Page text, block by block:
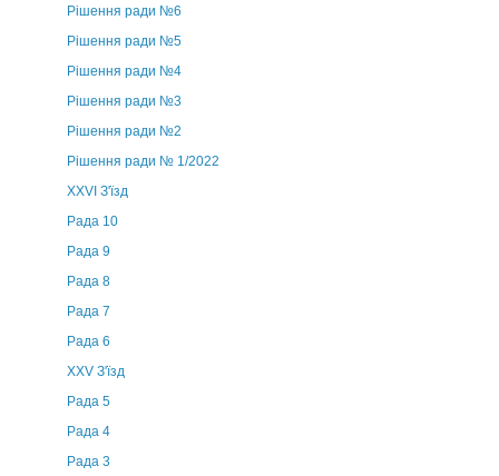
Рішення ради №6
Рішення ради №5
Рішення ради №4
Рішення ради №3
Рішення ради №2
Рішення ради № 1/2022
XXVI З'їзд
Рада 10
Рада 9
Рада 8
Рада 7
Рада 6
XXV З'їзд
Рада 5
Рада 4
Рада 3